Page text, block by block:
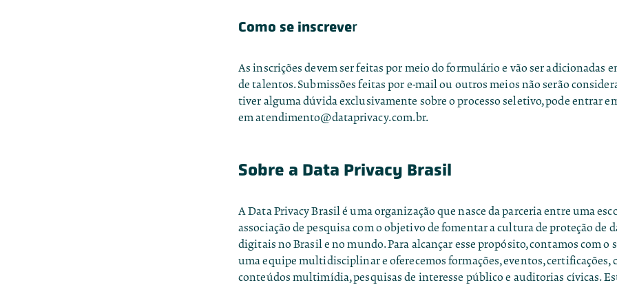
Como se inscrever
As inscrições devem ser feitas por meio doformulário e vão ser adicionadas
de talentos. Submissões feitas por e-mail ou outros meios não serão
tiver alguma dúvida exclusivamente sobre o processo seletivo, pode entrar
ematendimento@dataprivacy.com.br.
Sobre a Data Privacy Brasil
A Data Privacy Brasil é uma organização que nasce da parceria entre uma
associação de pesquisa com o objetivo de fomentar a cultura de proteção de
digitais no Brasil e no mundo. Para alcançar esse propósito, contamos com o
uma equipe multidisciplinar e oferecemos formações, eventos, certificações,
conteúdos multimídia, pesquisas de interesse público e auditorias cívicas.